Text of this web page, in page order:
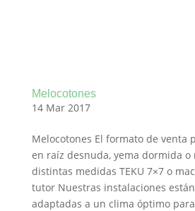
Melocotones
14 Mar 2017
Melocotones El formato de venta
en raíz desnuda, yema dormida o
distintas medidas TEKU 7×7 o
tutor Nuestras instalaciones
adaptadas a un clima óptimo